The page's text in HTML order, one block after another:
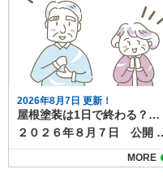
2026年8月7日 更新！
屋根塗装は1日で終わる？工事期間と注意点
２０２６年８月７日 公開 屋根塗装の工事について、「作業は何日かかるのか」「1日で終わるのか」が気になる方も多いでしょう。 たしかに工事期間が短ければうれしいかもしれませんが、きちんと施工できていなければ意味がありませんよね。 結論から言うと、屋根塗装をしっかりと行う場合、1日で完了することはほとんどありません。ここでは、屋根塗装の一般的な工程と日数、1日で終わらせる場合の条件や注意点を解説します。 目次屋根塗装の一般的な工期足場組立高圧洗浄下地処理・補修下塗り中塗り・上塗り仕上げ・点検・足場解体1日で終わる場合の条件無理に1日で終わらせるリスク塗膜の耐久性低下仕上がりのムラ屋根塗装は正しい施工で高品質メンテナンスになります 屋根塗装の一般的な工期 屋根塗装は下地処理から仕上げまで複数工程があり、通常は５〜7日程度かかります。工程は以下の通りです。 足場組立 屋根塗装は高所作業のため、必ず足場を組みます。足場組みは半日～１日で完了します。 高圧洗浄 屋根表面の汚れやコケ、古い塗膜を水圧で洗い落とします。洗浄後はしっかり乾燥させる必要があり、この時点で1日かかります。 下地処理・補修 ひび割れ補修や板金部分のケレン作業など、塗装前の準備を行います
MORE